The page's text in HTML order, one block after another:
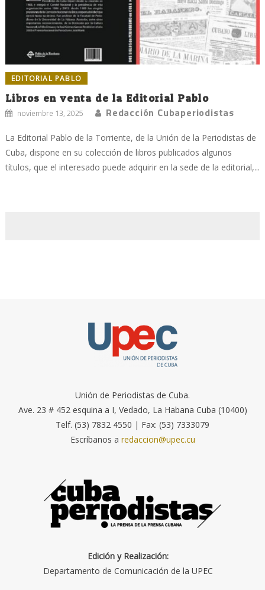
EDITORIAL PABLO
Libros en venta de la Editorial Pablo
noviembre 13, 2025 Redacción Cubaperiodistas
La Editorial Pablo de la Torriente, de la Unión de la Periodistas de
Cuba, dispone en su colección de libros publicados algunos
títulos, que el interesado puede adquirir en la sede de la editorial,...
Unión de Periodistas de Cuba.
Ave. 23 # 452 esquina a I, Vedado, La Habana Cuba (10400)
Telf. (53) 7832 4550 | Fax: (53) 7333079
Escríbanos a redaccion@upec.cu
Edición y Realización:
Departamento de Comunicación de la UPEC